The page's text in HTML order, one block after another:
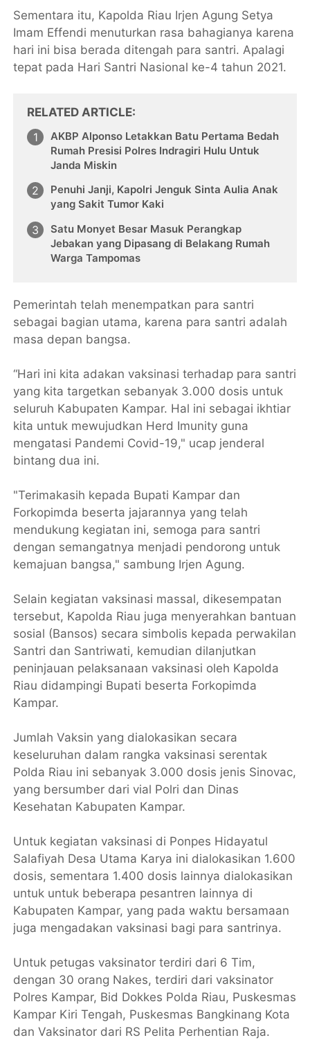
Sementara itu, Kapolda Riau Irjen Agung Setya
Imam Effendi menuturkan rasa bahagianya karena
hari ini bisa berada ditengah para santri. Apalagi
tepat pada Hari Santri Nasional ke-4 tahun 2021.
RELATED ARTICLE
AKBP Alponso Letakkan Batu Pertama Bedah
Rumah Presisi Polres Indragiri Hulu Untuk
Janda Miskin
Penuhi Janji, Kapolri Jenguk Sinta Aulia Anak
yang Sakit Tumor Kaki
Satu Monyet Besar Masuk Perangkap
Jebakan yang Dipasang di Belakang Rumah
Warga Tampomas
Pemerintah telah menempatkan para santri
sebagai bagian utama, karena para santri adalah
masa depan bangsa.
“Hari ini kita adakan vaksinasi terhadap para santri
yang kita targetkan sebanyak 3.000 dosis untuk
seluruh Kabupaten Kampar. Hal ini sebagai ikhtiar
kita untuk mewujudkan Herd Imunity guna
mengatasi Pandemi Covid-19," ucap jenderal
bintang dua ini.
"Terimakasih kepada Bupati Kampar dan
Forkopimda beserta jajarannya yang telah
mendukung kegiatan ini, semoga para santri
dengan semangatnya menjadi pendorong untuk
kemajuan bangsa," sambung Irjen Agung.
Selain kegiatan vaksinasi massal, dikesempatan
tersebut, Kapolda Riau juga menyerahkan bantuan
sosial (Bansos) secara simbolis kepada perwakilan
Santri dan Santriwati, kemudian dilanjutkan
peninjauan pelaksanaan vaksinasi oleh Kapolda
Riau didampingi Bupati beserta Forkopimda
Kampar.
Jumlah Vaksin yang dialokasikan secara
keseluruhan dalam rangka vaksinasi serentak
Polda Riau ini sebanyak 3.000 dosis jenis Sinovac,
yang bersumber dari vial Polri dan Dinas
Kesehatan Kabupaten Kampar.
Untuk kegiatan vaksinasi di Ponpes Hidayatul
Salafiyah Desa Utama Karya ini dialokasikan 1.600
dosis, sementara 1.400 dosis lainnya dialokasikan
untuk untuk beberapa pesantren lainnya di
Kabupaten Kampar, yang pada waktu bersamaan
juga mengadakan vaksinasi bagi para santrinya.
Untuk petugas vaksinator terdiri dari 6 Tim,
dengan 30 orang Nakes, terdiri dari vaksinator
Polres Kampar, Bid Dokkes Polda Riau, Puskesmas
Kampar Kiri Tengah, Puskesmas Bangkinang Kota
dan Vaksinator dari RS Pelita Perhentian Raja.